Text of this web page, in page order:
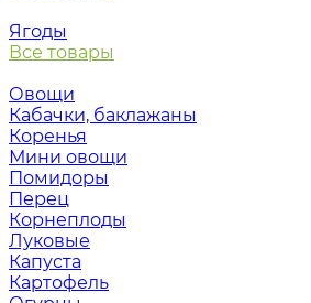
Ягоды
Все товары
Овощи
Кабачки, баклажаны
Коренья
Мини овощи
Помидоры
Перец
Корнеплоды
Луковые
Капуста
Картофель